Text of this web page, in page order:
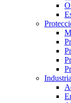
Industria